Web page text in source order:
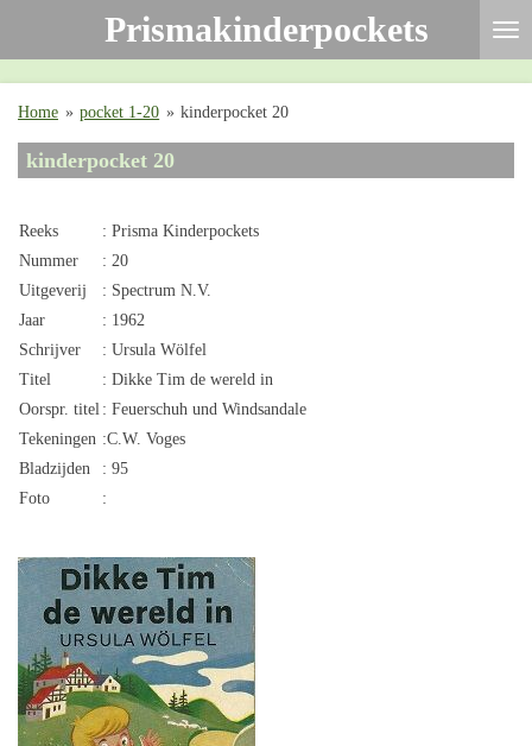
de
Prismakinderpockets
Home » pocket 1-20 » kinderpocket 20
kinderpocket 20
Reeks
: Prisma Kinderpockets
Nummer
: 20
Uitgeverij
: Spectrum N.V.
Jaar
: 1962
Schrijver
: Ursula Wölfel
Titel
: Dikke Tim de wereld in
Oorspr. titel : Feuerschuh und Windsandale
Tekeningen :C.W. Voges
Bladzijden
: 95
Foto
: